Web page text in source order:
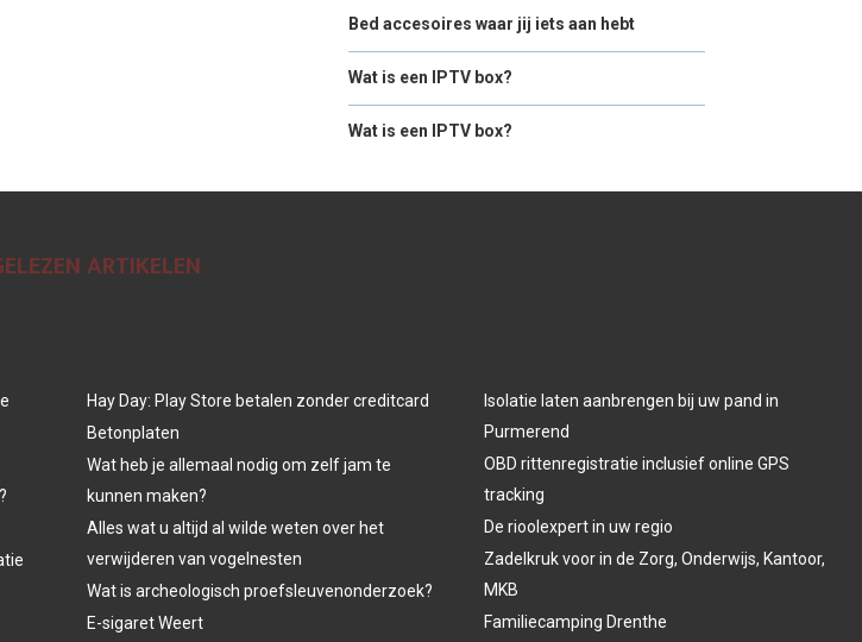
Bed accesoires waar jij iets aan hebt
Wat is een IPTV box?
Wat is een IPTV box?
ARTIKELEN
Hay Day: Play Store betalen zonder creditcard
Betonplaten
Wat heb je allemaal nodig om zelf jam te
kunnen maken?
Alles wat u altijd al wilde weten over het
verwijderen van vogelnesten
Wat is archeologisch proefsleuvenonderzoek?
E-sigaret Weert
Isolatie laten aanbrengen bij uw pand in
Purmerend
OBD rittenregistratie inclusief online GPS
tracking
De rioolexpert in uw regio
Zadelkruk voor in de Zorg, Onderwijs, Kantoor,
MKB
Familiecamping Drenthe